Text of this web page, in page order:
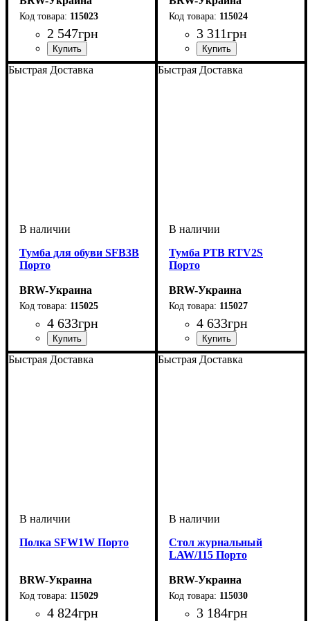
115023
2 547грн
ширина, мм: 685
высота, мм: 460
глубина, мм: 400
115024
3 311грн
ширина, мм: 750
высота, мм: 870
глубина, мм: 185
Быстрая Доставка
Тумба для обуви SFB3B
Порто
BRW-Украина
115025
4 633грн
ширина, мм: 750
высота, мм: 1260
глубина, мм: 185
Быстрая Доставка
Тумба РТВ RTV2S
Порто
BRW-Украина
115027
4 633грн
ширина, мм: 1285
высота, мм: 440
глубина, мм: 445
Быстрая Доставка
Полка SFW1W Порто
BRW-Украина
115029
4 824грн
Быстрая Доставка
Стол журнальный
LAW/115 Порто
BRW-Украина
115030
3 184грн